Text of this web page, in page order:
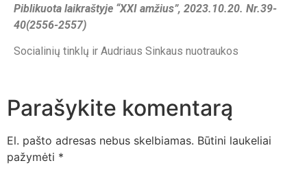
Piblikuota laikraštyje “XXI amžius”, 2023.10.20. Nr.39-
40(2556-2557)
Socialinių tinklų ir Audriaus Sinkaus nuotraukos
Parašykite komentarą
El. pašto adresas nebus skelbiamas. Būtini laukeliai
pažymėti *